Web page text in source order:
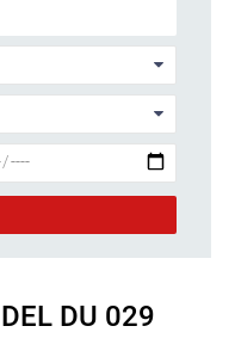
DU 029